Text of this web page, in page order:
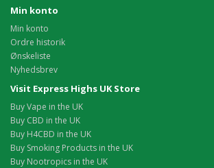
Min konto
Min konto
Ordre historik
Ønskeliste
Nyhedsbrev
Visit Express Highs UK Store
Buy Vape in the UK
Buy CBD in the UK
Buy H4CBD in the UK
Buy Smoking Products in the UK
Buy Nootropics in the UK